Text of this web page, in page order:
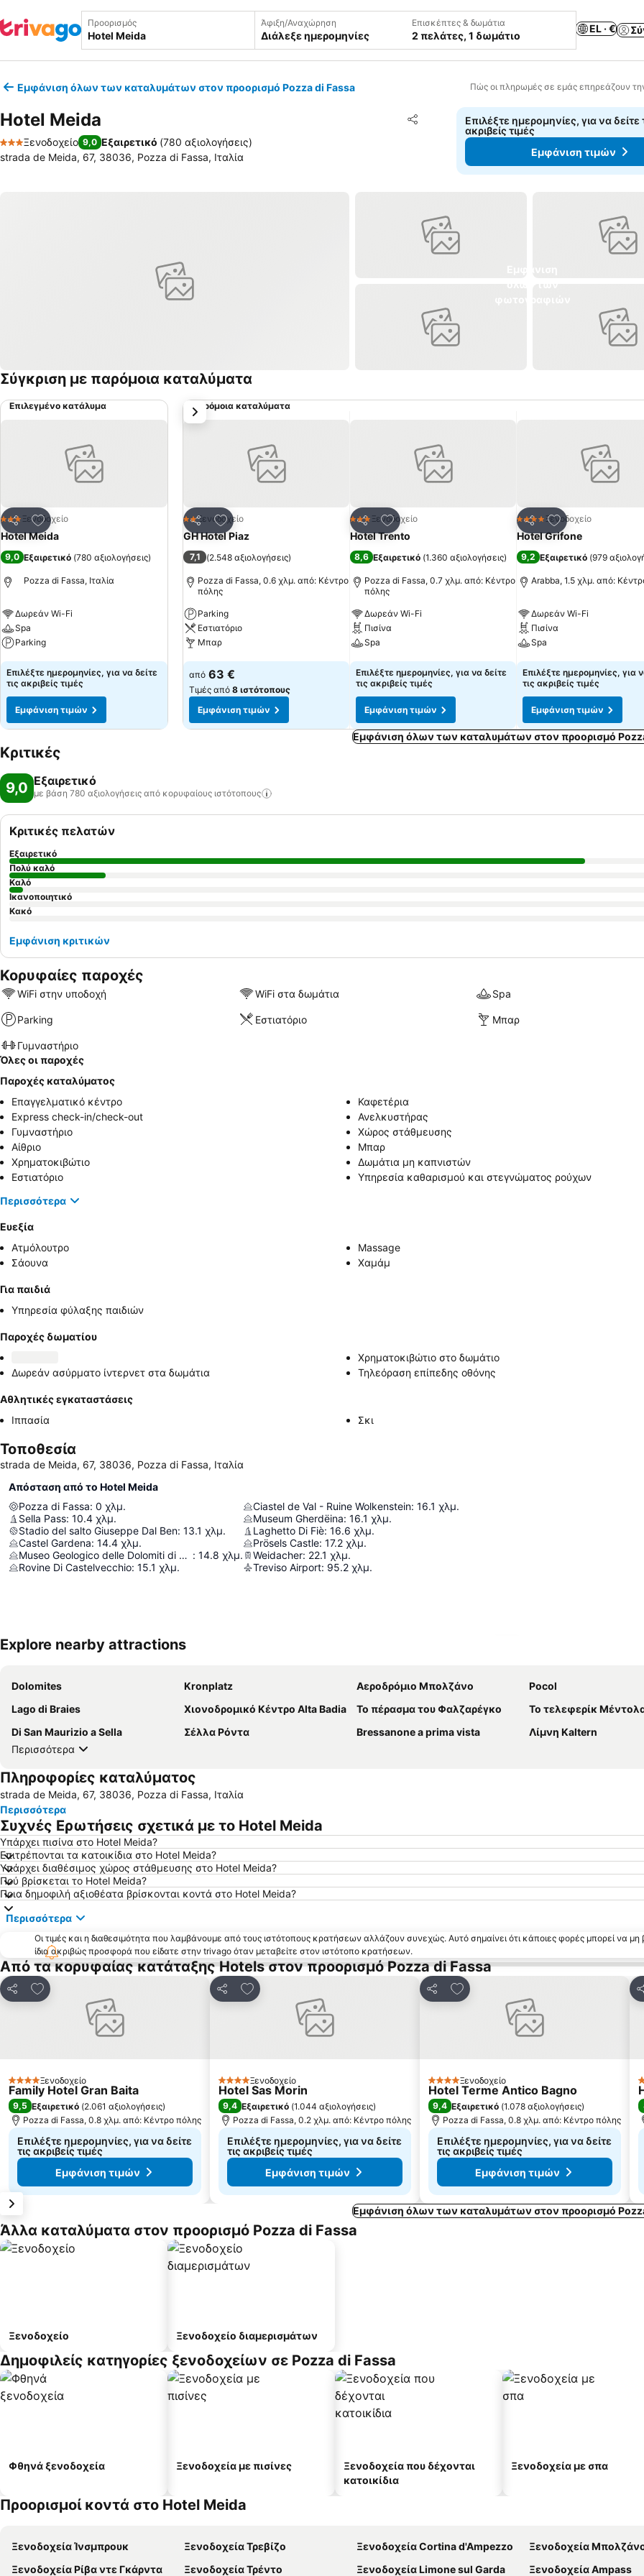
Προορισμός Άφιξη/Αναχώρηση
Διάλεξε ημερομηνίες
Επισκέπτες & δωμάτια
2 πελάτες, 1 δωμάτιο
EL · €
Εμφάνιση όλων των καταλυμάτων στον προορισμό Pozza di Fassa Πώς οι πληρωμές σε εμάς επηρεάζουν
Hotel Meida Κοινοποίηση
Προσθήκη στα αγαπημένα
3 Αστέρια
Ξενοδοχείο 9,0 Εξαιρετικό (780 αξιολογήσεις)
strada de Meida, 67, 38036, Pozza di Fassa, Ιταλία
Επιλέξτε ημερομηνίες, για να δείτε
ακριβείς τιμές
Εμφάνιση τιμών
Σύγκριση με παρόμοια καταλύματα
Επιλεγμένο κατάλυμα
Κοινοποίηση
Προσθήκη στα αγαπημένα
3 ΑστέριαΞενοδοχείο
Hotel Meida
9,0 Εξαιρετικό (780 αξιολογήσεις)
Pozza di Fassa, Ιταλία
Δωρεάν Wi-Fi
Spa
Parking
Εμφάνιση τιμών
Επιλέξτε ημερομηνίες, για να δείτε
τις ακριβείς τιμές
Εμφάνιση τιμών
Παρόμοια καταλύματα
Κοινοποίηση
Προσθήκη στα αγαπημένα
2 Αστέρια
Ξενοδοχείο
GH Hotel Piaz
7,1 (2.548 αξιολογήσεις)
Pozza di Fassa, 0.6 χλμ. από: Κέντρο
πόλης
Parking
Εστιατόριο
Μπαρ
Εμφάνιση τιμών
από 63 €
Τιμές από 8 ιστότοπους
Εμφάνιση τιμών
Κοινοποίηση
Προσθήκη στα αγαπημένα
3 ΑστέριαΞενοδοχείο
Hotel Trento
8,6 Εξαιρετικό (1.360 αξιολογήσεις)
Pozza di Fassa, 0.7 χλμ. από: Κέντρο
πόλης
Δωρεάν Wi-Fi
Πισίνα
Spa
Εμφάνιση τιμών
Επιλέξτε ημερομηνίες, για να δείτε
τις ακριβείς τιμές
Εμφάνιση τιμών
Κοινοποίηση
Προσθήκη στα
4 ΑστέριαΞενοδοχείο
Hotel Grifone
9,2 Εξαιρετικό (979
Arabba, 1.5 χλμ. από:
Δωρεάν Wi-Fi
Πισίνα
Spa
Εμφάνιση τιμών
Επιλέξτε ημερομηνίες, για
τις ακριβείς τιμές
Εμφάνιση τιμών
επόμενο
Εμφάνιση όλων των καταλυμάτων στον προορισμό
Κριτικές
9,0 Εξαιρετικό
με βάση 780 αξιολογήσεις από κορυφαίους ιστότοπους
Κριτικές πελατών
Εξαιρετικό
Πολύ καλό
Καλό
Ικανοποιητικό
Κακό
Εμφάνιση κριτικών
Κορυφαίες παροχές
WiFi στην υποδοχή WiFi στα δωμάτια Spa
Parking Εστιατόριο Μπαρ
Γυμναστήριο
Όλες οι παροχές
Παροχές καταλύματος
Επαγγελματικό κέντρο
Καφετέρια
Express check-in/check-out
Ανελκυστήρας
Γυμναστήριο
Χώρος στάθμευσης
Αίθριο
Μπαρ
Χρηματοκιβώτιο
Δωμάτια μη καπνιστών
Εστιατόριο
Υπηρεσία καθαρισμού και στεγνώματος ρούχων
Περισσότερα
Ευεξία
Ατμόλουτρο
Massage
Σάουνα
Χαμάμ
Για παιδιά
Υπηρεσία φύλαξης παιδιών
Παροχές δωματίου
Χρηματοκιβώτιο στο δωμάτιο
Δωρεάν ασύρματο ίντερνετ στα δωμάτια
Τηλεόραση επίπεδης οθόνης
Αθλητικές εγκαταστάσεις
Ιππασία
Σκι
Τοποθεσία
strada de Meida, 67, 38036, Pozza di Fassa, Ιταλία
Απόσταση από το Hotel Meida
Pozza di Fassa: 0 χλμ.
Sella Pass: 10.4 χλμ.
Stadio del salto Giuseppe Dal Ben: 13.1 χλμ.
Castel Gardena: 14.4 χλμ.
Museo Geologico delle Dolomiti di Predazzo : 14.8 χλμ.
Rovine Di Castelvecchio: 15.1 χλμ.
Ciastel de Val - Ruine Wolkenstein: 16.1 χλμ.
Museum Gherdëina: 16.1 χλμ.
Laghetto Di Fiè: 16.6 χλμ.
Prösels Castle: 17.2 χλμ.
Weidacher: 22.1 χλμ.
Treviso Airport: 95.2 χλμ.
Explore nearby attractions
Dolomites Kronplatz Αεροδρόμιο Μπολζάνο
Pocol
Lago di Braies
Χιονοδρομικό Κέντρο Alta Badia Το πέρασμα του Φαλζαρέγκο
Το τελεφερίκ
Di San Maurizio a Sella
Σέλλα Ρόντα Bressanone a prima vista
Λίμνη Kaltern
Περισσότερα
Πληροφορίες καταλύματος
strada de Meida, 67, 38036, Pozza di Fassa, Ιταλία
Περισσότερα
Συχνές Ερωτήσεις σχετικά με το Hotel Meida
Υπάρχει πισίνα στο Hotel Meida?
Επιτρέπονται τα κατοικίδια στο Hotel Meida?
Υπάρχει διαθέσιμος χώρος στάθμευσης στο Hotel Meida?
Πού βρίσκεται το Hotel Meida?
Ποια δημοφιλή αξιοθέατα βρίσκονται κοντά στο Hotel Meida?
Περισσότερα
Οι τιμές και η διαθεσιμότητα που λαμβάνουμε από τους ιστότοπους κρατήσεων αλλάζουν συνεχώς. Αυτό σημαίνει ότι κάποιες φορές μπορεί να μη
ίδια ακριβώς προσφορά που είδατε στην trivago όταν μεταβείτε στον ιστότοπο κρατήσεων.
Από τα κορυφαίας κατάταξης Hotels στον προορισμό Pozza di Fassa
Κοινοποίηση
Προσθήκη στα αγαπημένα
4 ΑστέριαΞενοδοχείο
Family Hotel Gran Baita
9,5 Εξαιρετικό (2.061 αξιολογήσεις)
Pozza di Fassa, 0.8 χλμ. από: Κέντρο πόλης
Επιλέξτε ημερομηνίες, για να δείτε
τις ακριβείς τιμές
Εμφάνιση τιμών
Κοινοποίηση
Προσθήκη στα αγαπημένα
4 ΑστέριαΞενοδοχείο
Hotel Sas Morin
9,4 Εξαιρετικό (1.044 αξιολογήσεις)
Pozza di Fassa, 0.2 χλμ. από: Κέντρο πόλης
Επιλέξτε ημερομηνίες, για να δείτε
τις ακριβείς τιμές
Εμφάνιση τιμών
Κοινοποίηση
Προσθήκη στα αγαπημένα
4 ΑστέριαΞενοδοχείο
Hotel Terme Antico Bagno
9,4 Εξαιρετικό (1.078 αξιολογήσεις)
Pozza di Fassa, 0.8 χλμ. από: Κέντρο πόλης
Επιλέξτε ημερομηνίες, για να δείτε
τις ακριβείς τιμές
Εμφάνιση τιμών
Εμφάνιση όλων των καταλυμάτων στον προορισμό
Άλλα καταλύματα στον προορισμό Pozza di Fassa
Ξενοδοχείο Ξενοδοχείο διαμερισμάτων
Δημοφιλείς κατηγορίες ξενοδοχείων σε Pozza di Fassa
Φθηνά ξενοδοχεία Ξενοδοχεία με πισίνες
Ξενοδοχεία που δέχονται
κατοικίδια
Ξενοδοχεία με σπα
Προορισμοί κοντά στο Hotel Meida
Ξενοδοχεία Ίνσμπρουκ Ξενοδοχεία Τρεβίζο Ξενοδοχεία Cortina d'Ampezzo
Ξενοδοχεία
Ξενοδοχεία Ρίβα ντε Γκάρντα
Ξενοδοχεία Τρέντο Ξενοδοχεία Limone sul Garda Ξενοδοχεία Ampass